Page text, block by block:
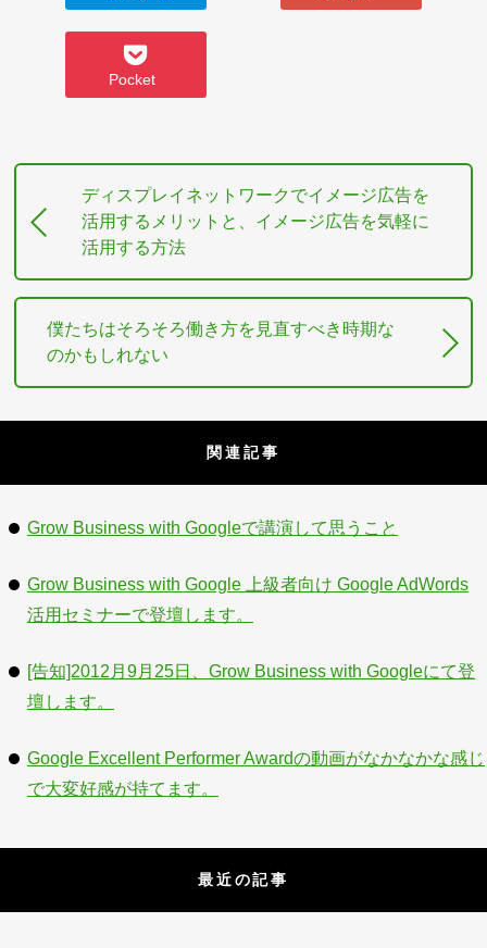
Pocket
ディスプレイネットワークでイメージ広告を
活用するメリットと、イメージ広告を気軽に
活用する方法
僕たちはそろそろ働き方を見直すべき時期な
のかもしれない
関連記事
Grow Business with Googleで講演して思うこと
Grow Business with Google 上級者向け Google AdWords
活用セミナーで登壇します。
[告知]2012月9月25日、Grow Business with Googleにて登
壇します。
Google Excellent Performer Awardの動画がなかなかな感じ
で大変好感が持てます。
最近の記事